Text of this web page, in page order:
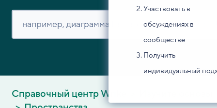
Участвовать в
обсуждениях в
сообществе
Получить
индивидуальный
Справочный центр Wrike